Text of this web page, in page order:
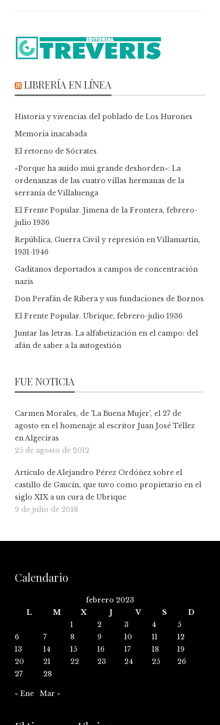
LIBRERÍA EN LÍNEA
Historia y vivencias del poblado de Los Hurones
Memoria inacabada
El retorno de Sócrates
«Porque ha auido mui grande deshorden»: La
ordenanzas de las cuatro villas hermanas de la
serranía de Villaluenga
El Frente Popular. Jimena de la Frontera, febrero-
julio 1936
República, Guerra Civil y represión en Villamartín,
1931-1946
Gaditanos deportados a campos de concentración
nazis
Don Perafán de Ribera y sus fundaciones de Bornos
El Frente Popular. Ubrique, febrero-julio 1936
Juntar las letras. La alfabetización en el campo: del
afán de saber a la autogestión
FUE NOTICIA
Carmen Morales, de 'La Buena Mujer', el 27 de
agosto en el homenaje al escritor Juan José Téllez
en Algeciras
25 de agosto de 2012
Artículo de Alejandro Pérez Ordóñez sobre el
castillo de Gaucín, que tuvo como propietario en el
siglo XIX a un cura de Ubrique
9 de julio de 2018
Calendario
febrero 2023
L
M X J V S
D
1
2 3 4
5
6
7 8 9 10 11
12
13
14 15 16 17 18
19
20
21 22 23 24 25
26
27
28
« Ene Mar »